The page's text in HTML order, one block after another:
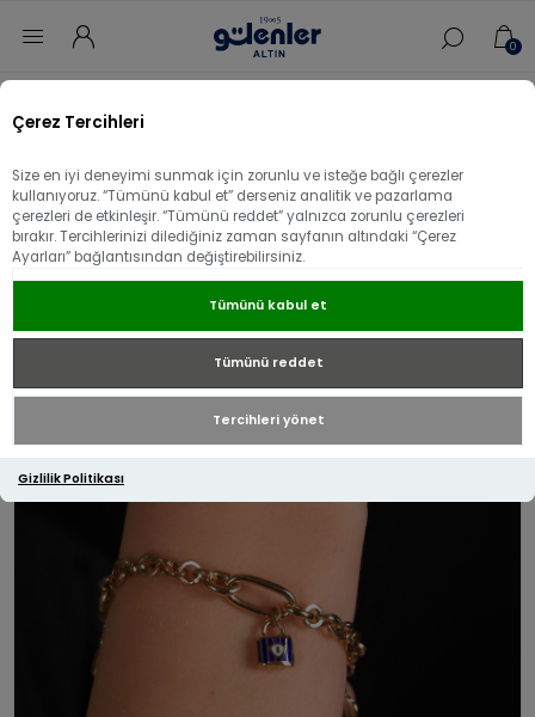
Çerez Tercihleri
Size en iyi deneyimi sunmak için zorunlu ve isteğe bağlı çerezler
kullanıyoruz. “Tümünü kabul et” derseniz analitik ve pazarlama
çerezleri de etkinleşir. “Tümünü reddet” yalnızca zorunlu çerezleri
bırakır. Tercihlerinizi dilediğiniz zaman sayfanın altındaki “Çerez
Ayarları” bağlantısından değiştirebilirsiniz.
Tümünü kabul et
Tümünü reddet
Tercihleri yönet
Gizlilik Politikası
0
14 Ayar Altın 3 Kilit Charmlı Tasarım Bileklik
14 Ayar Altın 3 Kilit Charmlı Tasarım
Bileklik